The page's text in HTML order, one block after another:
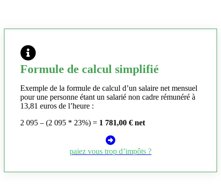
Formule de calcul simplifié
Exemple de la formule de calcul d’un salaire net mensuel
pour une personne étant un salarié non cadre rémunéré à
13,81 euros de l’heure :
2 095 – (2 095 * 23%) = 1 781,00 € net
paiez vous trop d’impôts ?